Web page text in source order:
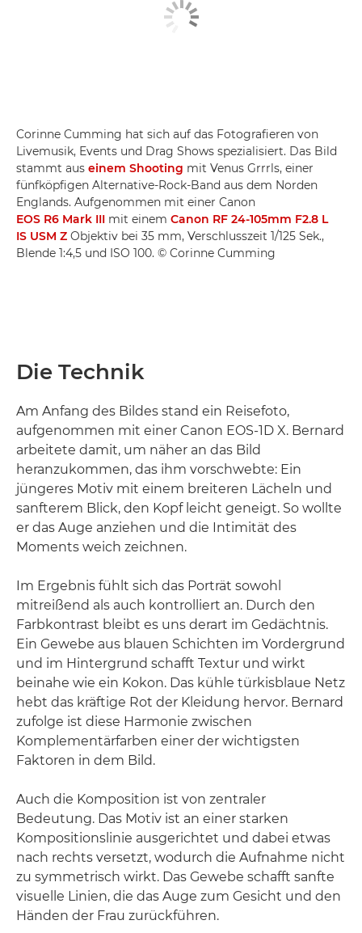
Corinne Cumming hat sich auf das Fotografieren von
Livemusik, Events und Drag Shows spezialisiert. Das Bild
stammt aus einem Shooting mit Venus Grrrls, einer
fünfköpfigen Alternative-Rock-Band aus dem Norden
Englands. Aufgenommen mit einer Canon
EOS R6 Mark III mit einem Canon RF 24-105mm F2.8 L
IS USM Z Objektiv bei 35 mm, Verschlusszeit 1/125 Sek.,
Blende 1:4,5 und ISO 100. © Corinne Cumming
Die Technik
Am Anfang des Bildes stand ein Reisefoto,
aufgenommen mit einer Canon EOS-1D X. Bernard
arbeitete damit, um näher an das Bild
heranzukommen, das ihm vorschwebte: Ein
jüngeres Motiv mit einem breiteren Lächeln und
sanfterem Blick, den Kopf leicht geneigt. So wollte
er das Auge anziehen und die Intimität des
Moments weich zeichnen.
Im Ergebnis fühlt sich das Porträt sowohl
mitreißend als auch kontrolliert an. Durch den
Farbkontrast bleibt es uns derart im Gedächtnis.
Ein Gewebe aus blauen Schichten im Vordergrund
und im Hintergrund schafft Textur und wirkt
beinahe wie ein Kokon. Das kühle türkisblaue Netz
hebt das kräftige Rot der Kleidung hervor. Bernard
zufolge ist diese Harmonie zwischen
Komplementärfarben einer der wichtigsten
Faktoren in dem Bild.
Auch die Komposition ist von zentraler
Bedeutung. Das Motiv ist an einer starken
Kompositionslinie ausgerichtet und dabei etwas
nach rechts versetzt, wodurch die Aufnahme nicht
zu symmetrisch wirkt. Das Gewebe schafft sanfte
visuelle Linien, die das Auge zum Gesicht und den
Händen der Frau zurückführen.